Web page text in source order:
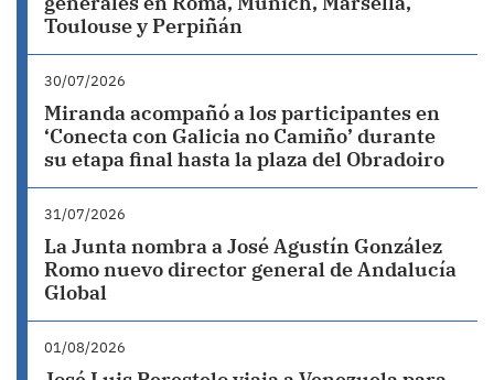
Toulouse y Perpiñán
30/07/2026
Miranda acompañó a los participantes en
‘Conecta con Galicia no Camiño’ durante
su etapa final hasta la plaza del Obradoiro
31/07/2026
La Junta nombra a José Agustín González
Romo nuevo director general de Andalucía
Global
01/08/2026